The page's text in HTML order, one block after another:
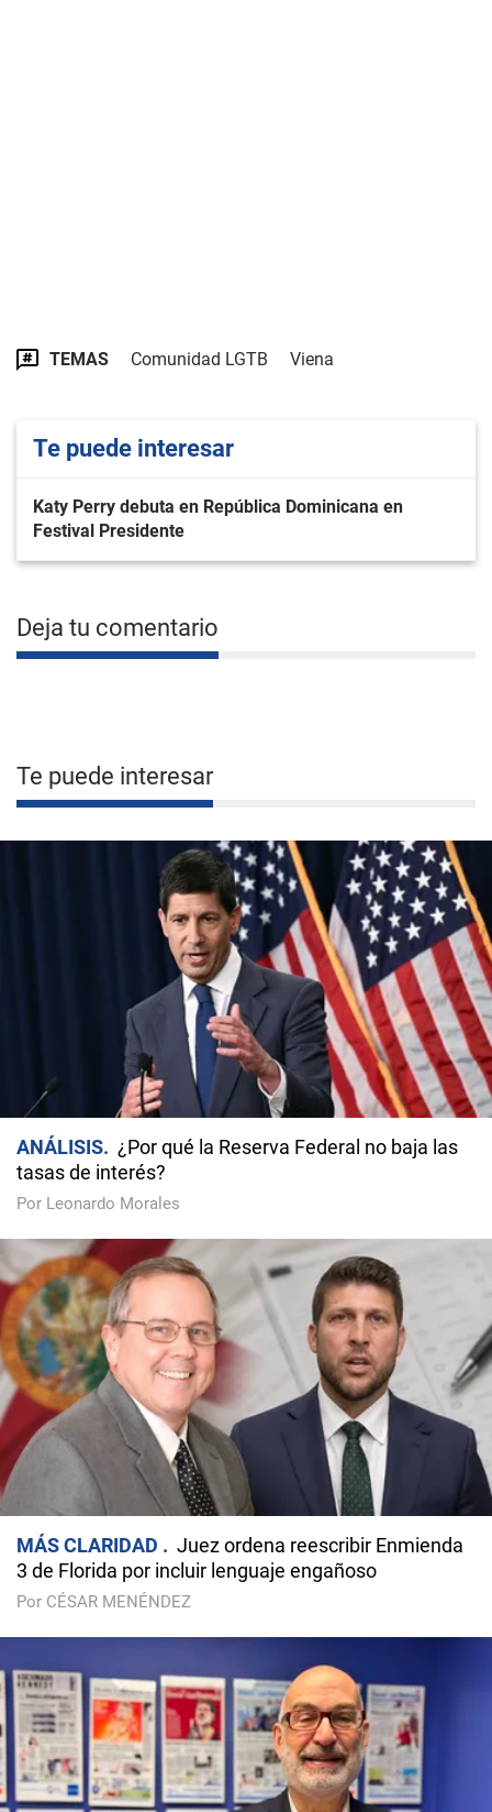
TEMAS Comunidad LGTB Viena
Te puede interesar
Katy Perry debuta en República Dominicana en
Festival Presidente
Deja tu comentario
Te puede interesar
ANÁLISIS
¿Por qué la Reserva Federal no baja las
tasas de interés?
Por Leonardo Morales
MÁS CLARIDAD
Juez ordena reescribir Enmienda
3 de Florida por incluir lenguaje engañoso
Por CÉSAR MENÉNDEZ